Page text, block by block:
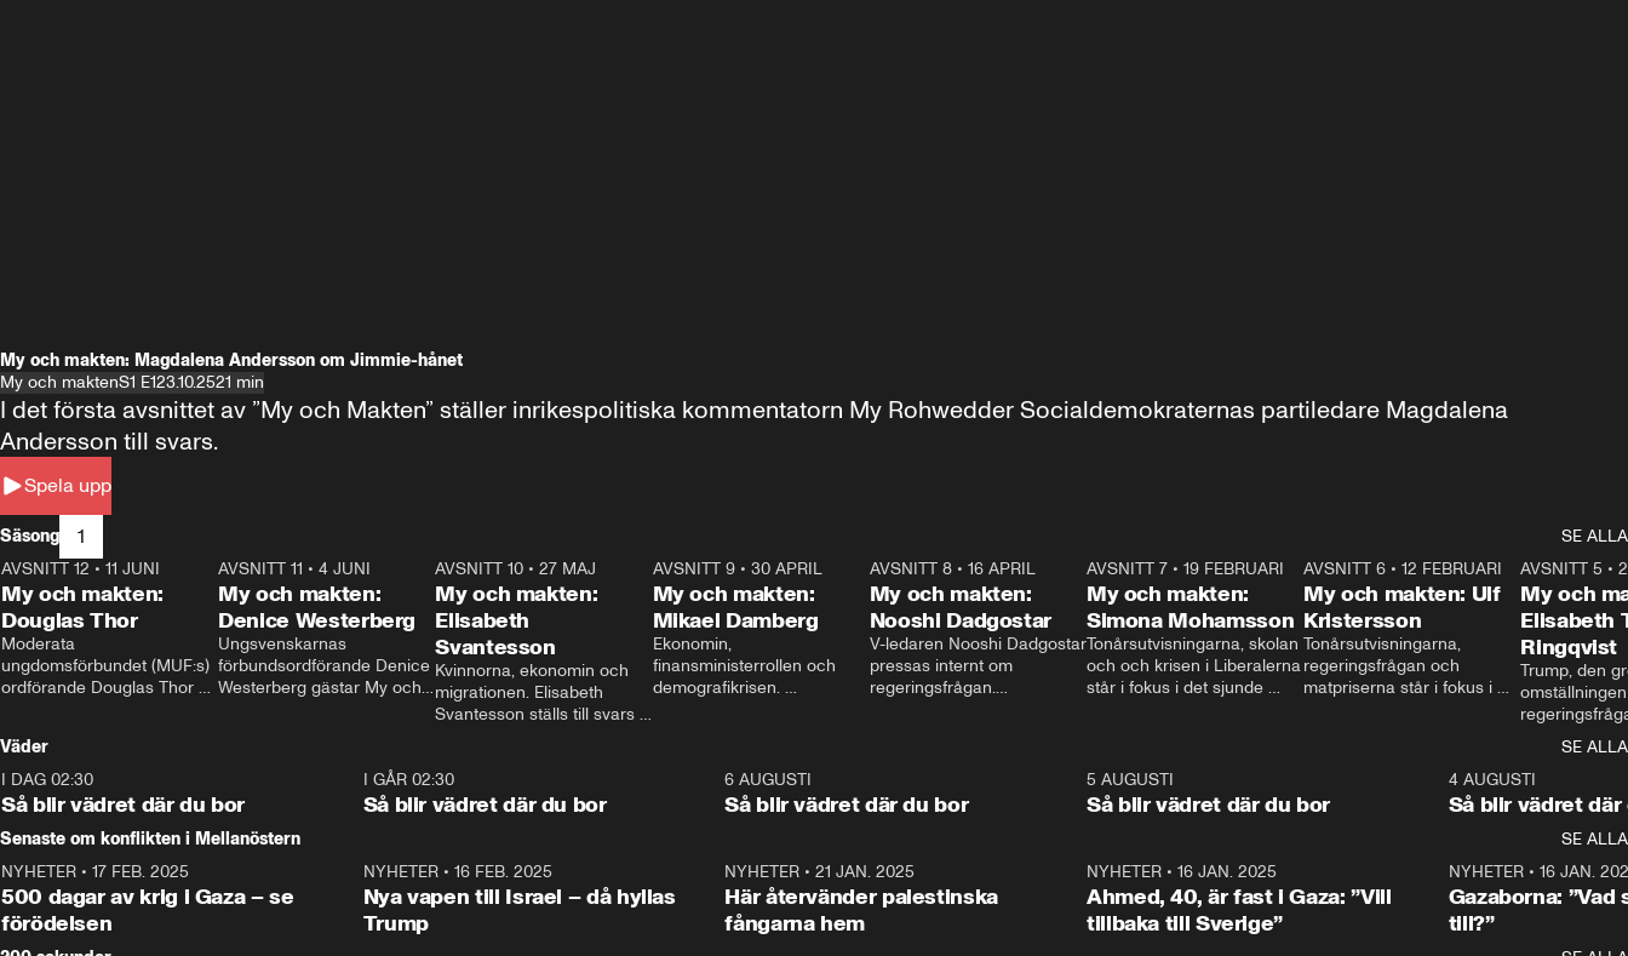
My och makten: Magdalena Andersson om Jimmie-hånet
My och maktenS1 E123.10.2521 min
Spela upp
I det första avsnittet av ”My och Makten” ställer inrikespolitiska kommentatorn My Rohwedder Socialdemokraternas partiledare Magdalena
Andersson till svars.
Säsong 1
SE ALLA
26:27
AVSNITT 12 • 11 JUNI
My och makten:
Douglas Thor
Moderata
ungdomsförbundet (MUF:s)
ordförande Douglas Thor
tonårsutvisningarna och hur
Moderaterna ska locka
väljare till valet i höst.
23:40
AVSNITT 11 •4 JUNI
My och makten:
Denice Westerberg
Ungsvenskarnas
förbundsordförande Denice
Westerberg gästar My och
AVSNITT 10 •27 MAJ
My och makten:
Elisabeth
Svantesson
Kvinnorna, ekonomin och
migrationen. Elisabeth
Svantesson ställs till svars
AVSNITT 9• 30 APRIL
My och makten:
Mikael Damberg
Ekonomin,
finansministerrollen och
demografikrisen.
och Makten.
AVSNITT 8• 16 APRIL
My och makten:
Nooshi Dadgostar
V-ledaren Nooshi Dadgostar
pressas internt om
regeringsfrågan.
– Vi ställer upp i val. Ska vi
vara med så sitter vi förstås
24:30
AVSNITT 7• 19 FEBRUARI
My och makten:
Simona Mohamsson
Tonårsutvisningarna, skolan
och och krisen i Liberalerna
står i fokus i det sjunde
kommentator My
Rohwedder ställer
utbildnings- och
Mohamsson till svars.
27:30
AVSNITT 6 •12 FEBRUARI
My och makten: Ulf
Kristersson
Tonårsutvisningarna,
regeringsfrågan och
matpriserna står i fokus i
Rohwedder ställer
statsminister Ulf Kristersson
AVSNITT 5 •
My och
Elisabeth
Ringqvist
Trump, den
centrum i
avsnittet av
Makten”. Se
Aftonbladets
Rohwedder
Thand Ring
Väder
SE ALLA
I DAG 02:30
Så blir vädret där du bor
1:06
I GÅR 02:30
Så blir vädret där du bor
6 AUGUSTI
Så blir vädret där du bor
5 AUGUSTI
Så blir vädret där du bor
4 AUGUSTI
Så blir vädret där
Senaste om konflikten i Mellanöstern
SE ALLA
NYHETER • 17 FEB. 2025
500 dagar av krig i Gaza – se
förödelsen
NYHETER• 16 FEB. 2025
Nya vapen till Israel – då hyllas
Trump
NYHETER •21 JAN. 2025
Här återvänder palestinska
fångarna hem
NYHETER• 16 JAN. 2025
Ahmed, 40, är fast i Gaza: ”Vill
tillbaka till Sverige”
NYHETER• 16 JAN.
Gazaborna:
till?”